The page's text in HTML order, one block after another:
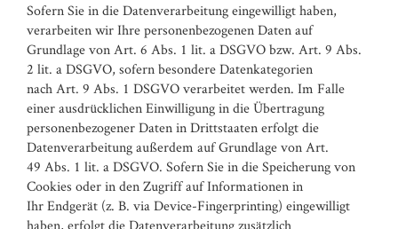
Sofern Sie in die Datenverarbeitung eingewilligt haben,
verarbeiten wir Ihre personenbezogenen Daten auf
Grundlage von Art. 6 Abs. 1 lit. a DSGVO bzw. Art. 9 Abs.
2 lit. a DSGVO, sofern besondere Datenkategorien
nach Art. 9 Abs. 1 DSGVO verarbeitet werden. Im Falle
einer ausdrücklichen Einwilligung in die Übertragung
personenbezogener Daten in Drittstaaten erfolgt die
Datenverarbeitung außerdem auf Grundlage von Art.
49 Abs. 1 lit. a DSGVO. Sofern Sie in die Speicherung von
Cookies oder in den Zugriff auf Informationen in
Ihr Endgerät (z. B. via Device-Fingerprinting) eingewilligt
haben, erfolgt die Datenverarbeitung zusätzlich